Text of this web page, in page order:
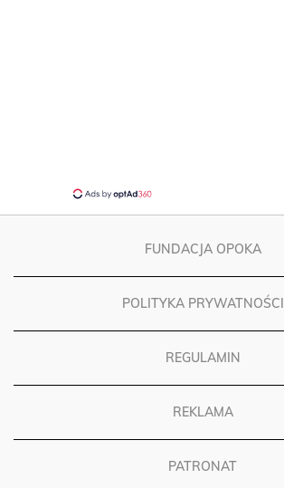
FUNDACJA OPOKA
POLITYKA PRYWATNOŚCI
REGULAMIN
REKLAMA
PATRONAT